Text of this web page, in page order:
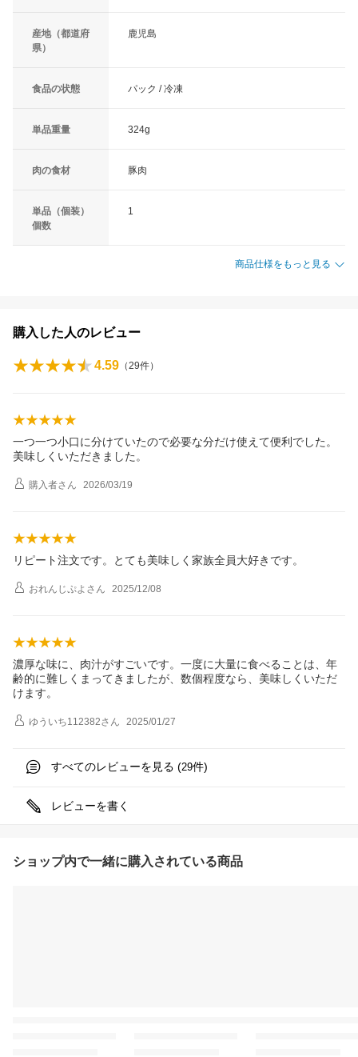
産地（都道府
県）
鹿児島
食品の状態 パック / 冷凍
単品重量 324g
肉の食材 豚肉
単品（個装）
個数
1
商品仕様をもっと見る
購入した人のレビュー
4.59 （29件）
一つ一つ小口に分けていたので必要な分だけ使えて便利でした。
美味しくいただきました。
購入者さん 2026/03/19
リピート注文です。とても美味しく家族全員大好きです。
おれんじぷよ さん 2025/12/08
濃厚な味に、肉汁がすごいです。一度に大量に食べることは、年
齢的に難しくまってきましたが、数個程度なら、美味しくいただ
けます。
ゆういち112382さん 2025/01/27
すべてのレビューを見る (29件)
レビューを書く
ショップ内で一緒に購入されている商品